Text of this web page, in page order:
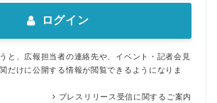
ログイン
と、広報担当者の連絡先や、イベント・記者会見
だけに公開する情報が閲覧できるようになりま
プレスリリース受信に関するご案内